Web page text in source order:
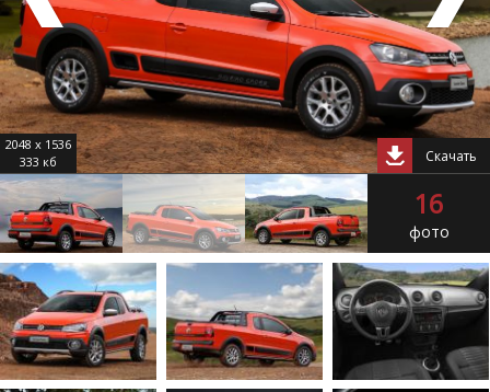
2048 x 1536
333 кб
Скачать
16
фото